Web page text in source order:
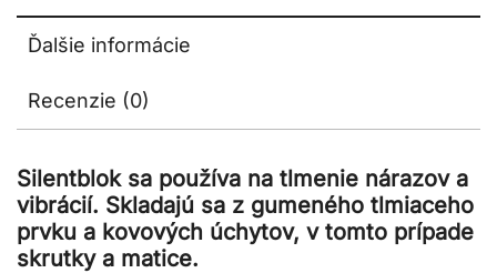
Ďalšie informácie
Recenzie (0)
Silentblok sa používa na tlmenie nárazov a
vibrácií. Skladajú sa z gumeného tlmiaceho
prvku a kovových úchytov, v tomto prípade
skrutky a matice.